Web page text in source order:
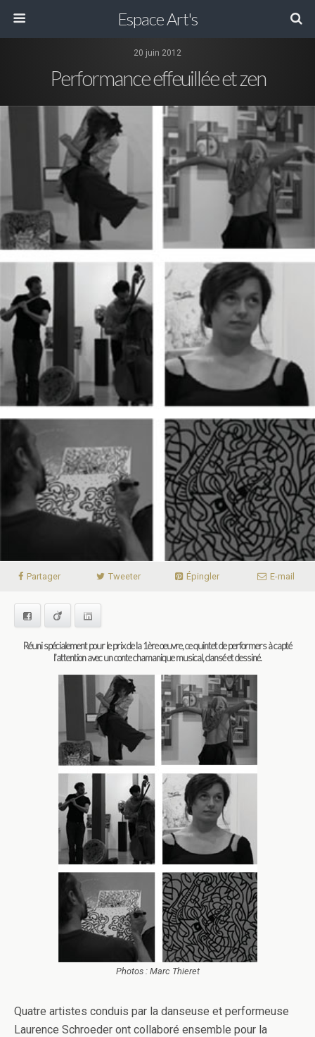
Espace Art's
20 juin 2012
Performance effeuillée et zen
Partager Tweeter Épingler E-mail
Facebook Viadeo
Réuni spécialement pour le prix de la 1ère oeuvre, ce quintet de performers à capté
l’attention avec un conte chamanique musical, dansé et dessiné.
Photos : Marc Thieret
Quatre artistes conduis par la danseuse et performeuse
Laurence Schroeder ont collaboré ensemble pour la